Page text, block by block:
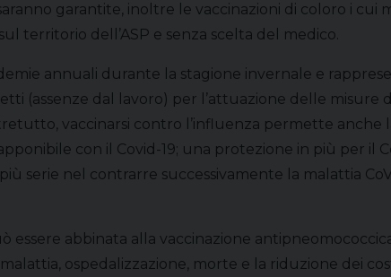
garantite, inoltre le vaccinazioni di coloro i cui
territorio dell’ASP e senza scelta del medico.
annuali durante la stagione invernale e
(assenze dal lavoro) per l’attuazione delle misure
vaccinarsi contro l’influenza permette anche
con il Covid-19; una protezione in più per il
serie nel contrarre successivamente la malattia
abbinata alla vaccinazione
ospedalizzazione, morte e la riduzione dei